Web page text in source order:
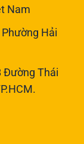
Nam
Hải
Đường Thái